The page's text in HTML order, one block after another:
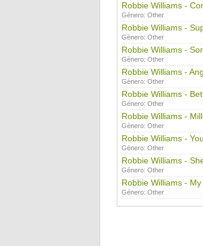
Robbie Williams -
Género: Other
Robbie Williams -
Género: Other
Robbie Williams -
Género: Other
Robbie Williams -
Género: Other
Robbie Williams -
Género: Other
Robbie Williams -
Género: Other
Robbie Williams -
Género: Other
Robbie Williams -
Género: Other
Robbie Williams - My
Género: Other